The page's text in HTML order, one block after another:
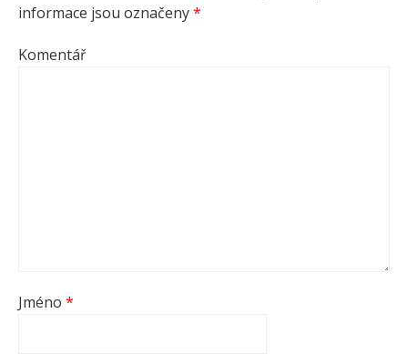
informace jsou označeny*
Komentář
Jméno *